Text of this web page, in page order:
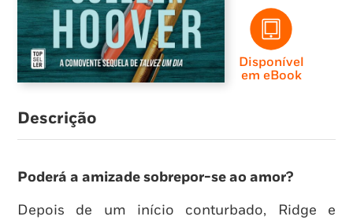
Disponível
em eBook
Descrição
Poderá a amizade sobrepor-se ao amor?
Depois de um início conturbado, Ridge e